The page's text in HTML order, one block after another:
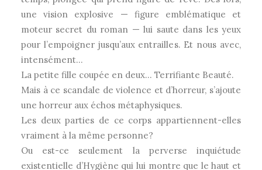
une vision explosive — figure emblématique et
moteur secret du roman — lui saute dans les yeux
pour l’empoigner jusqu’aux entrailles. Et nous avec,
intensément…
La petite fille coupée en deux… Terrifiante Beauté.
Mais à ce scandale de violence et d’horreur, s’ajoute
une horreur aux échos métaphysiques.
Les deux parties de ce corps appartiennent-elles
vraiment à la même personne?
Ou est-ce seulement la perverse inquiétude
existentielle d’Hygiène qui lui montre que le haut et